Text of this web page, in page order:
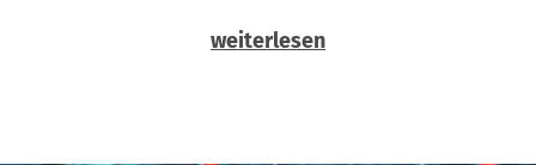
weiterlesen